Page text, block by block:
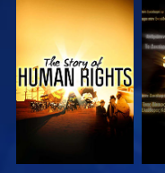
ΠΑΡΑΚΟΛΟΥΘΗΣΤΕ